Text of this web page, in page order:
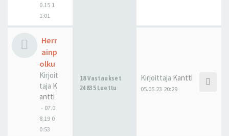
0.15 1
1:01
Herr
ainp
olku
Kirjoit
taja K
antti
- 07.0
8.19 0
0:53
18 Vastaukset
24835 Luettu
Kirjoittaja Kantti
05.05.23 20:29